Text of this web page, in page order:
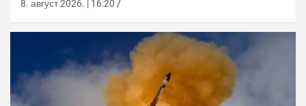
8. август 2026. | 16:20